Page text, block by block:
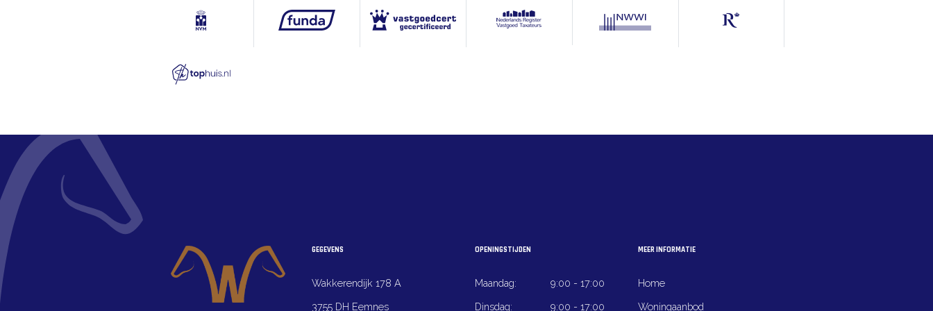
GEGEVENS
Wakkerendijk 178 A
3755 DH Eemnes
OPENINGSTIJDEN
Maandag:
9:00 - 17:00
Dinsdag:
9:00 - 17:00
MEER INFORMATIE
Home
Woningaanbod